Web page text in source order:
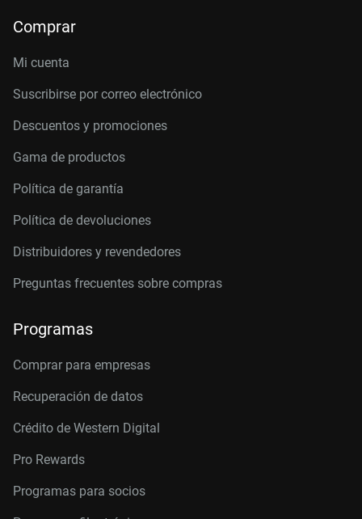
Comprar
Mi cuenta
Suscribirse por correo electrónico
Descuentos y promociones
Gama de productos
Política de garantía
Política de devoluciones
Distribuidores y revendedores
Preguntas frecuentes sobre compras
Programas
Comprar para empresas
Recuperación de datos
Crédito de Western Digital
Pro Rewards
Programas para socios